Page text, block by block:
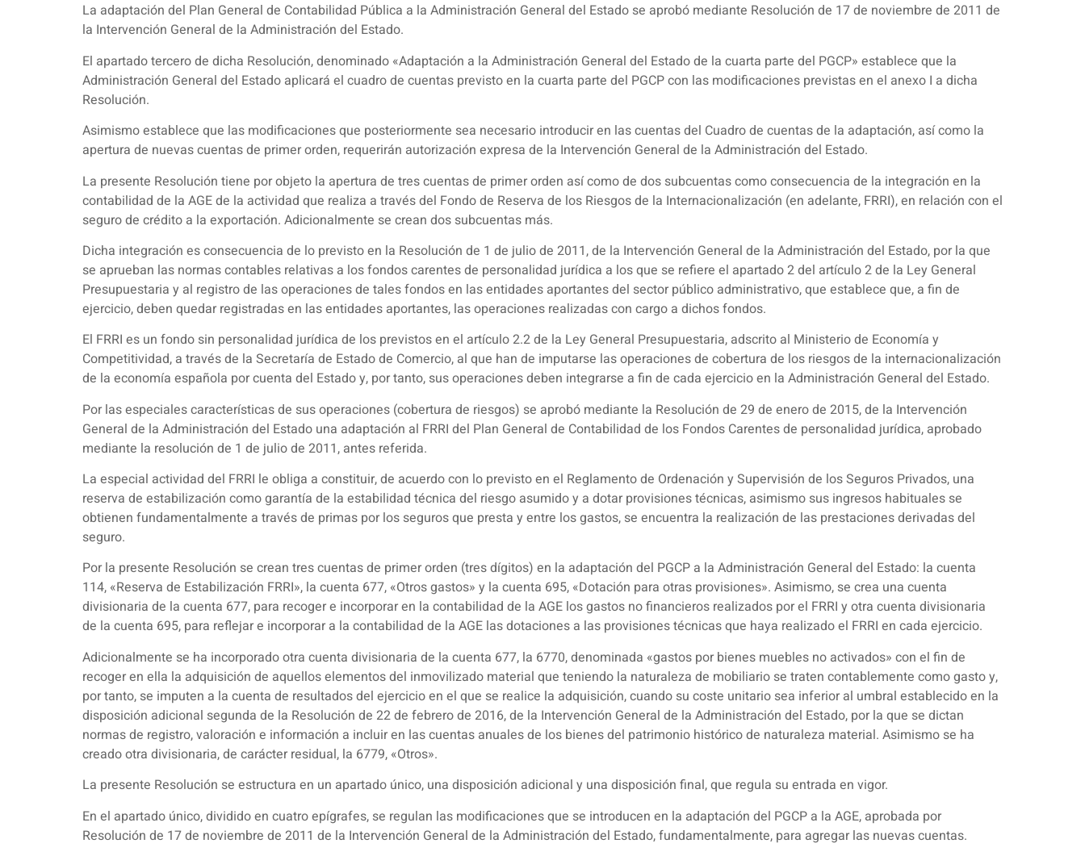
La adaptación del Plan General de Contabilidad Pública a la Administración General del Estado se aprobó mediante Resolución de 17 de noviembre de 2011 de
la Intervención General de la Administración del Estado.
El apartado tercero de dicha Resolución, denominado «Adaptación a la Administración General del Estado de la cuarta parte del PGCP» establece que la
Administración General del Estado aplicará el cuadro de cuentas previsto en la cuarta parte del PGCP con las modificaciones previstas en el anexo I a dicha
Resolución.
Asimismo establece que las modificaciones que posteriormente sea necesario introducir en las cuentas del Cuadro de cuentas de la adaptación, así como la
apertura de nuevas cuentas de primer orden, requerirán autorización expresa de la Intervención General de la Administración del Estado.
La presente Resolución tiene por objeto la apertura de tres cuentas de primer orden así como de dos subcuentas como consecuencia de la integración en la
contabilidad de la AGE de la actividad que realiza a través del Fondo de Reserva de los Riesgos de la Internacionalización (en adelante, FRRI), en relación con el
seguro de crédito a la exportación. Adicionalmente se crean dos subcuentas más.
Dicha integración es consecuencia de lo previsto en la Resolución de 1 de julio de 2011, de la Intervención General de la Administración del Estado, por la que
se aprueban las normas contables relativas a los fondos carentes de personalidad jurídica a los que se refiere el apartado 2 del artículo 2 de la Ley General
Presupuestaria y al registro de las operaciones de tales fondos en las entidades aportantes del sector público administrativo, que establece que, a fin de
ejercicio, deben quedar registradas en las entidades aportantes, las operaciones realizadas con cargo a dichos fondos.
El FRRI es un fondo sin personalidad jurídica de los previstos en el artículo 2.2 de la Ley General Presupuestaria, adscrito al Ministerio de Economía y
Competitividad, a través de la Secretaría de Estado de Comercio, al que han de imputarse las operaciones de cobertura de los riesgos de la internacionalización
de la economía española por cuenta del Estado y, por tanto, sus operaciones deben integrarse a fin de cada ejercicio en la Administración General del Estado.
Por las especiales características de sus operaciones (cobertura de riesgos) se aprobó mediante la Resolución de 29 de enero de 2015, de la Intervención
General de la Administración del Estado una adaptación al FRRI del Plan General de Contabilidad de los Fondos Carentes de personalidad jurídica, aprobado
mediante la resolución de 1 de julio de 2011, antes referida.
La especial actividad del FRRI le obliga a constituir, de acuerdo con lo previsto en el Reglamento de Ordenación y Supervisión de los Seguros Privados, una
reserva de estabilización como garantía de la estabilidad técnica del riesgo asumido y a dotar provisiones técnicas, asimismo sus ingresos habituales se
obtienen fundamentalmente a través de primas por los seguros que presta y entre los gastos, se encuentra la realización de las prestaciones derivadas del
seguro.
Por la presente Resolución se crean tres cuentas de primer orden (tres dígitos) en la adaptación del PGCP a la Administración General del Estado: la cuenta
114, «Reserva de Estabilización FRRI», la cuenta 677, «Otros gastos» y la cuenta 695, «Dotación para otras provisiones». Asimismo, se crea una cuenta
divisionaria de la cuenta 677, para recoger e incorporar en la contabilidad de la AGE los gastos no financieros realizados por el FRRI y otra cuenta divisionaria
de la cuenta 695, para reflejar e incorporar a la contabilidad de la AGE las dotaciones a las provisiones técnicas que haya realizado el FRRI en cada ejercicio.
Adicionalmente se ha incorporado otra cuenta divisionaria de la cuenta 677, la 6770, denominada «gastos por bienes muebles no activados» con el fin de
recoger en ella la adquisición de aquellos elementos del inmovilizado material que teniendo la naturaleza de mobiliario se traten contablemente como gasto y,
por tanto, se imputen a la cuenta de resultados del ejercicio en el que se realice la adquisición, cuando su coste unitario sea inferior al umbral establecido en la
disposición adicional segunda de la Resolución de 22 de febrero de 2016, de la Intervención General de la Administración del Estado, por la que se dictan
normas de registro, valoración e información a incluir en las cuentas anuales de los bienes del patrimonio histórico de naturaleza material. Asimismo se ha
creado otra divisionaria, de carácter residual, la 6779, «Otros».
La presente Resolución se estructura en un apartado único, una disposición adicional y una disposición final, que regula su entrada en vigor.
En el apartado único, dividido en cuatro epígrafes, se regulan las modificaciones que se introducen en la adaptación del PGCP a la AGE, aprobada por
Resolución de 17 de noviembre de 2011 de la Intervención General de la Administración del Estado, fundamentalmente, para agregar las nuevas cuentas.